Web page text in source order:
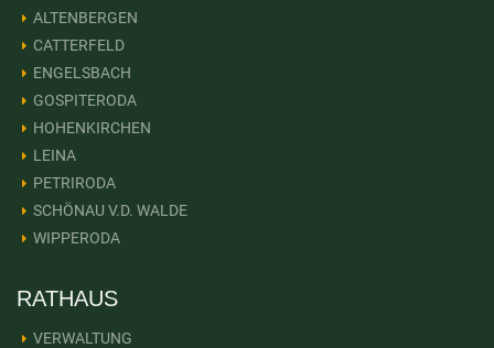
ALTENBERGEN
CATTERFELD
ENGELSBACH
GOSPITERODA
HOHENKIRCHEN
LEINA
PETRIRODA
SCHÖNAU V.D. WALDE
WIPPERODA
RATHAUS
VERWALTUNG